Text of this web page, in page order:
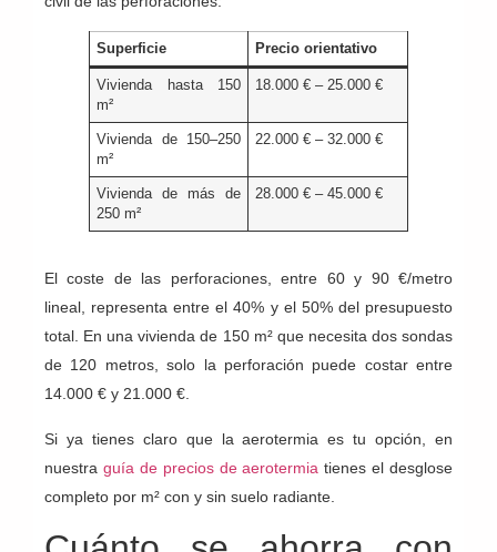
Superficie Precio orientativo
Vivienda hasta 150
m²
18.000 € – 25.000 €
Vivienda de 150–250
m²
22.000 € – 32.000 €
Vivienda de más de
250 m²
28.000 € – 45.000 €
El coste de las perforaciones, entre 60 y 90 €/metro
lineal, representa entre el 40% y el 50% del presupuesto
total. En una vivienda de 150 m² que necesita dos sondas
de 120 metros, solo la perforación puede costar entre
14.000 € y 21.000 €.
Si ya tienes claro que la aerotermia es tu opción, en
nuestra guía de precios de aerotermia tienes el desglose
completo por m² con y sin suelo radiante.